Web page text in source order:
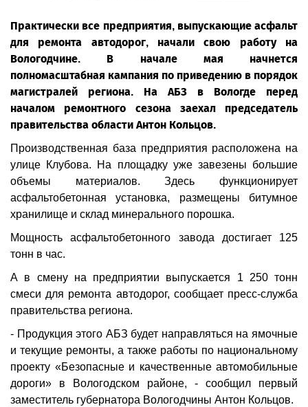
Практически все предприятия, выпускающие асфальт
для ремонта автодорог, начали свою работу на
Вологодчине. В начале мая начнется
полномасштабная кампания по приведению в порядок
магистралей региона. На АБЗ в Вологде перед
началом ремонтного сезона заехал председатель
правительства области Антон Кольцов.
Производственная база предприятия расположена на
улице Клубова. На площадку уже завезены большие
объемы материалов. Здесь функционирует
асфальтобетонная установка, размещены битумное
хранилище и склад минерального порошка.
Мощность асфальтобетонного завода достигает 125
тонн в час.
А в смену на предприятии выпускается 1 250 тонн
смеси для ремонта автодорог, сообщает пресс-служба
правительства региона.
- Продукция этого АБЗ будет направляться на ямочные
и текущие ремонты, а также работы по национальному
проекту «Безопасные и качественные автомобильные
дороги» в Вологодском районе, - сообщил первый
заместитель губернатора Вологодчины Антон Кольцов.